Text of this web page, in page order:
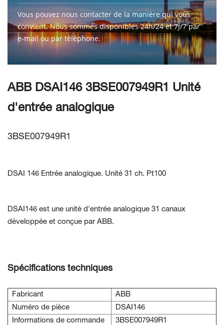
Vous pouvez nous contacter de la manière qui vous
convient. Nous sommes disponibles 24h/24 et 7j/7 par
e-mail ou par téléphone.
CONTACTEZ-NOUS
ABB DSAI146 3BSE007949R1 Unité
d'entrée analogique
3BSE007949R1
DSAI 146 Entrée analogique. Unité 31 ch. Pt100
DSAI146 est une unité d'entrée analogique 31 canaux
développée et conçue par ABB.
Spécifications techniques
Fabricant
ABB
Numéro de pièce
DSAI146
Informations de commande
3BSE007949R1